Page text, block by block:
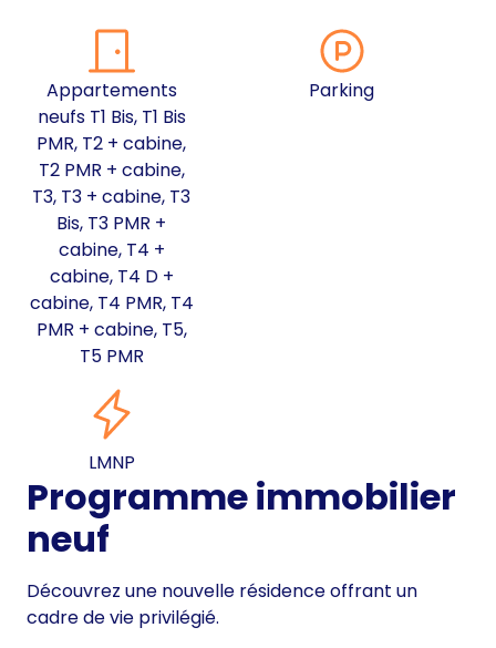
Appartements
neufs T1 Bis, T1 Bis
PMR, T2 + cabine,
T2 PMR + cabine,
T3, T3 + cabine, T3
Bis, T3 PMR +
cabine, T4 +
cabine, T4 D +
cabine, T4 PMR, T4
PMR + cabine, T5,
T5 PMR
Parking
LMNP
Programme immobilier
neuf
Découvrez une nouvelle résidence offrant un
cadre de vie privilégié.